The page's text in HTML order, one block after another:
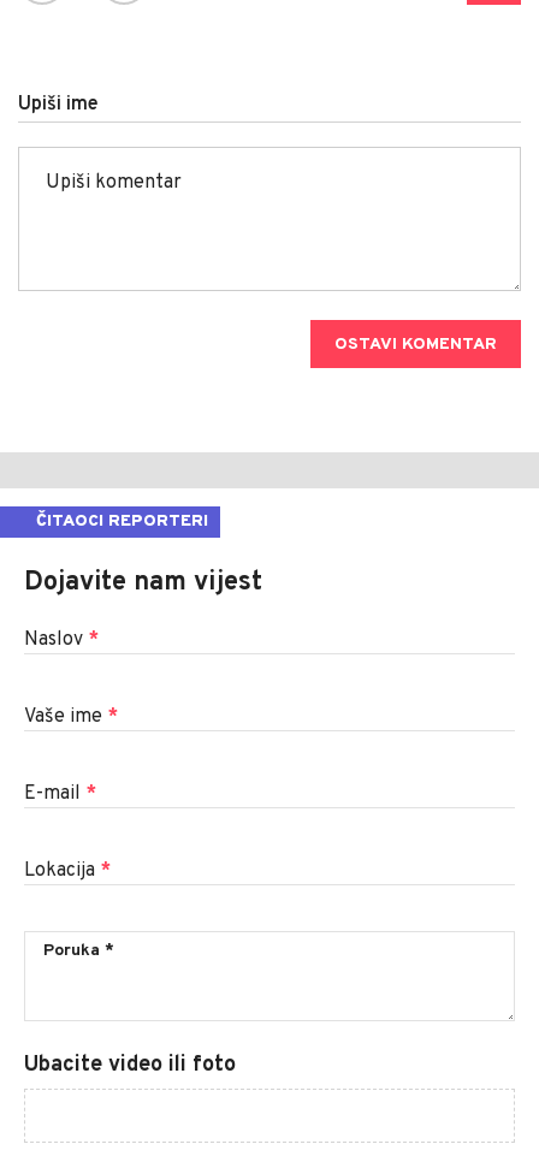
Upiši ime
OSTAVI KOMENTAR
ČITAOCI REPORTERI
Dojavite nam vijest
Naslov *
Vaše ime *
E-mail *
Lokacija *
Ubacite video ili foto